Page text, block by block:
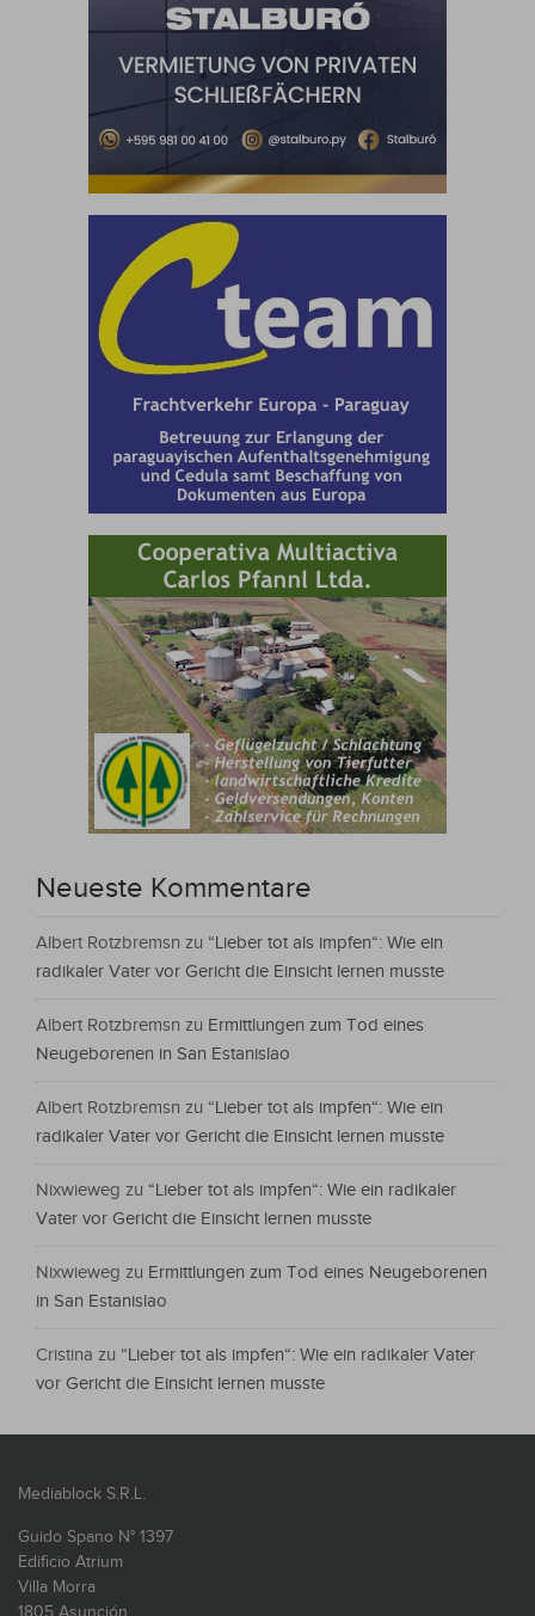
Neueste Kommentare
Albert Rotzbremsn zu “Lieber tot als impfen“: Wie ein
radikaler Vater vor Gericht die Einsicht lernen musste
Albert Rotzbremsn zu Ermittlungen zum Tod eines
Neugeborenen in San Estanislao
Albert Rotzbremsn zu “Lieber tot als impfen“: Wie ein
radikaler Vater vor Gericht die Einsicht lernen musste
Nixwieweg zu “Lieber tot als impfen“: Wie ein radikaler
Vater vor Gericht die Einsicht lernen musste
Nixwieweg zu Ermittlungen zum Tod eines Neugeborenen
in San Estanislao
Cristina zu “Lieber tot als impfen“: Wie ein radikaler Vater
vor Gericht die Einsicht lernen musste
Mediablock S.R.L.
Guido Spano N° 1397
Edificio Atrium
Villa Morra